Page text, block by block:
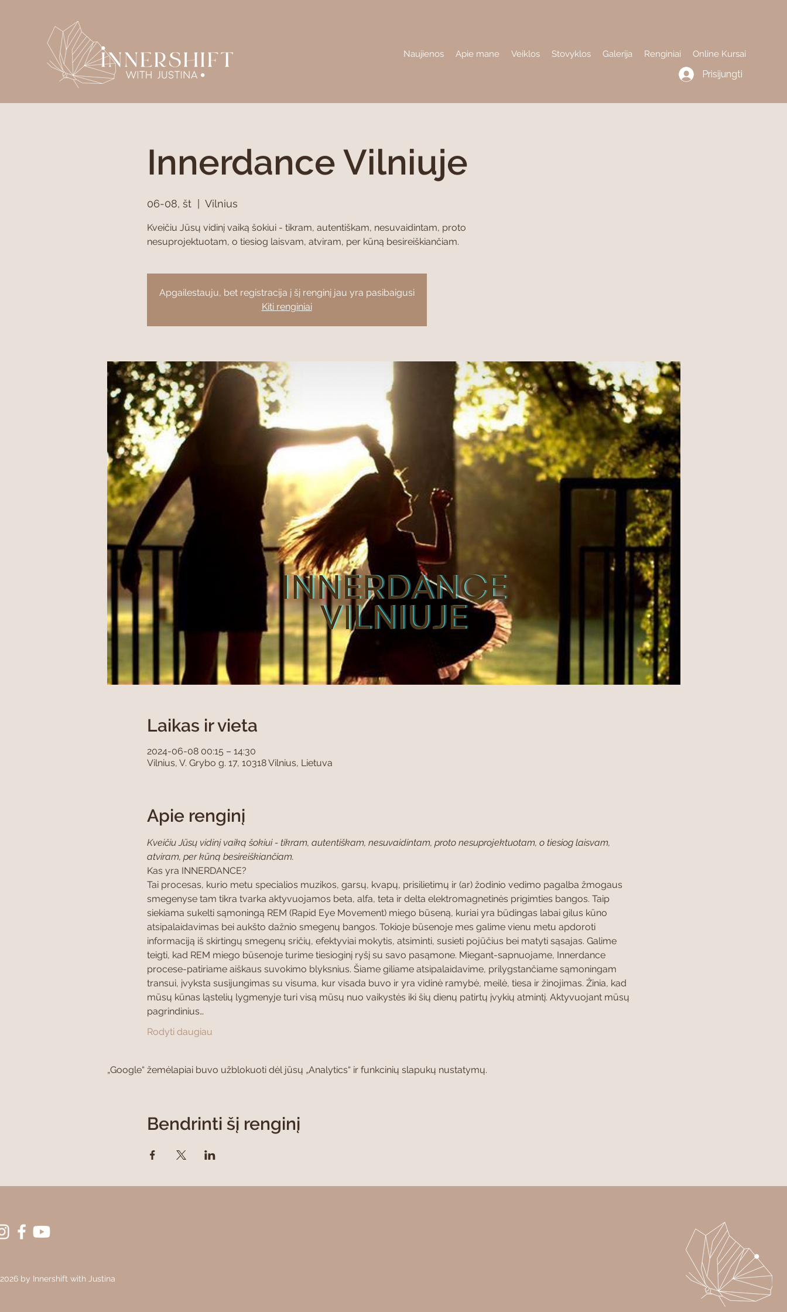
Naujienos Apie mane Veiklos Stovyklos Galerija Renginiai Online Kursai
Prisijungti
Innerdance Vilniuje
06-08, št
  |
Vilnius
Kveičiu Jūsų vidinį vaiką šokiui - tikram, autentiškam, nesuvaidintam, proto
nesuprojektuotam, o tiesiog laisvam, atviram, per kūną besireiškiančiam.
Apgailestauju, bet registracija į šį renginį jau yra pasibaigusi
Kiti renginiai
Laikas ir vieta
2024-06-08 00:15 – 14:30
Vilnius, V. Grybo g. 17, 10318 Vilnius, Lietuva
Apie renginį
Kveičiu Jūsų vidinį vaiką šokiui - tikram, autentiškam, nesuvaidintam, proto nesuprojektuotam, o tiesiog laisvam,
atviram, per kūną besireiškiančiam.
Kas yra INNERDANCE?
Tai procesas, kurio metu specialios muzikos, garsų, kvapų, prisilietimų ir (ar) žodinio vedimo pagalba žmogaus
smegenyse tam tikra tvarka aktyvuojamos beta, alfa, teta ir delta elektromagnetinės prigimties bangos. Taip
siekiama sukelti sąmoningą REM (Rapid Eye Movement) miego būseną, kuriai yra būdingas labai gilus kūno
atsipalaidavimas bei aukšto dažnio smegenų bangos. Tokioje būsenoje mes galime vienu metu apdoroti
informaciją iš skirtingų smegenų sričių, efektyviai mokytis, atsiminti, susieti pojūčius bei matyti sąsajas. Galime
teigti, kad REM miego būsenoje turime tiesioginį ryšį su savo pasąmone. Miegant-sapnuojame, Innerdance
procese-patiriame aiškaus suvokimo blyksnius. Šiame giliame atsipalaidavime, prilygstančiame sąmoningam
transui, įvyksta susijungimas su visuma, kur visada buvo ir yra vidinė ramybė, meilė, tiesa ir žinojimas. Žinia, kad
mūsų kūnas ląstelių lygmenyje turi visą mūsų nuo vaikystės iki šių dienų patirtų įvykių atmintį. Aktyvuojant mūsų
pagrindinius…
Rodyti daugiau
„Google“ žemėlapiai buvo užblokuoti dėl jūsų „Analytics“ ir funkcinių slapukų nustatymų.
Bendrinti šį renginį
by Innershift with Justina